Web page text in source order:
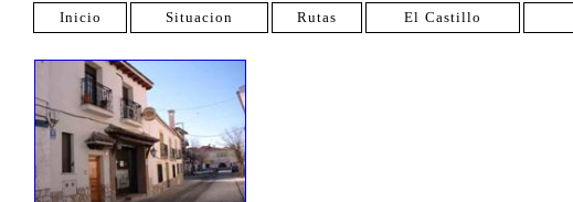
Inicio Situacion Rutas El Castillo